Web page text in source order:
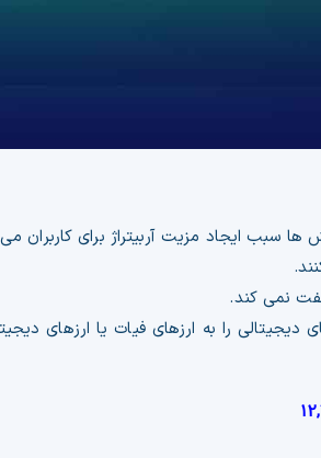
سبب ایجاد مزیت آربیتراژ برای کاربران
نمی کند.
دیجیتالی را به ارزهای فیات یا ارزهای